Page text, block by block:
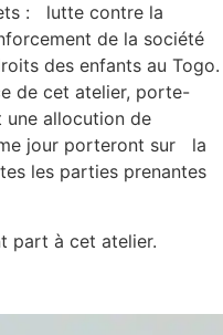
: lutte contre la
de la société
des enfants au Togo.
de cet atelier, porte-
une allocution de
jour porteront sur la
les parties prenantes
part à cet atelier.